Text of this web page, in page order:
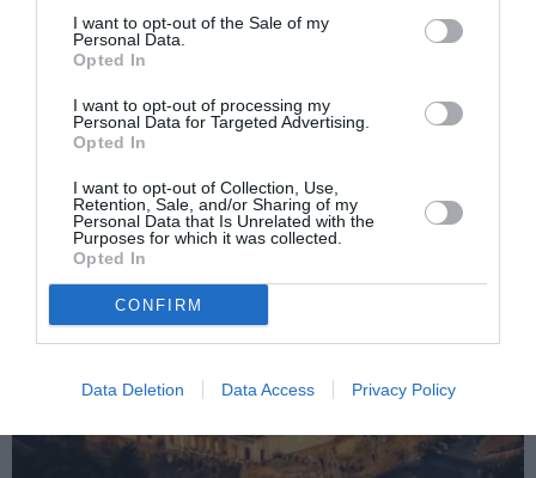
I want to opt-out of the Sale of my
Personal Data.
Opted In
I want to opt-out of processing my
Personal Data for Targeted Advertising.
Opted In
I want to opt-out of Collection, Use,
Retention, Sale, and/or Sharing of my
Personal Data that Is Unrelated with the
Purposes for which it was collected.
Opted In
CONFIRM
Data Deletion Data Access Privacy Policy
Perugia, înțepat de un bondar, a făcut șoc
anafilactic și a murit
Italia, angajezi un clandestin? 40.000 de
euro amendă
AȚI PUTEA DORI DE
ASEMENEA